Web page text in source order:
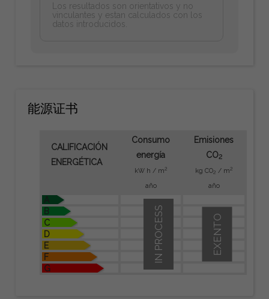
Los resultados son orientativos y no
vinculantes y estan calculados con los
datos introducidos.
能源证书
CALIFICACIÓN
ENERGÉTICA
Consumo
energía
kW h / m2
año
Emisiones
CO2
kg CO2 / m2
año
A
B
C
D
E
F
G
EXENTO
IN PROCESS